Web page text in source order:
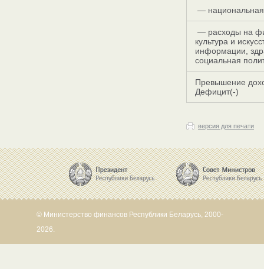
—
— расходы на
культура и
информации,
социальная
Превышение
Дефицит(-)
версия для печати
© Министерство финансов Республики Беларусь, 2000-
2026.